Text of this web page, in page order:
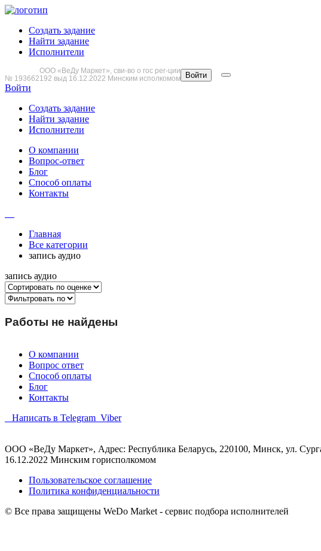
Создать задание
Найти задание
Исполнители
ООО «ВеДу Маркет», сви-во о гос рег-ции
№ 193662192 выд 16.12.2022 Минским исполкомом
Войти
Войти
Создать задание
Найти задание
Исполнители
О компании
Вопрос-ответ
Блог
Способ оплаты
Контакты
Главная
Все категории
запись аудио
запись аудио
Работы не найдены
О компании
Вопрос ответ
Способ оплаты
Блог
Контакты
Написать в Telegram Viber
ООО «ВеДу Маркет», Адрес: Республика Беларусь, 220100, Минск, ул.
16.12.2022 Минским горисполкомом
Пользовательское соглашение
Политика конфиденциальности
© Все права защищены WeDo Market - сервис подбора исполнителей